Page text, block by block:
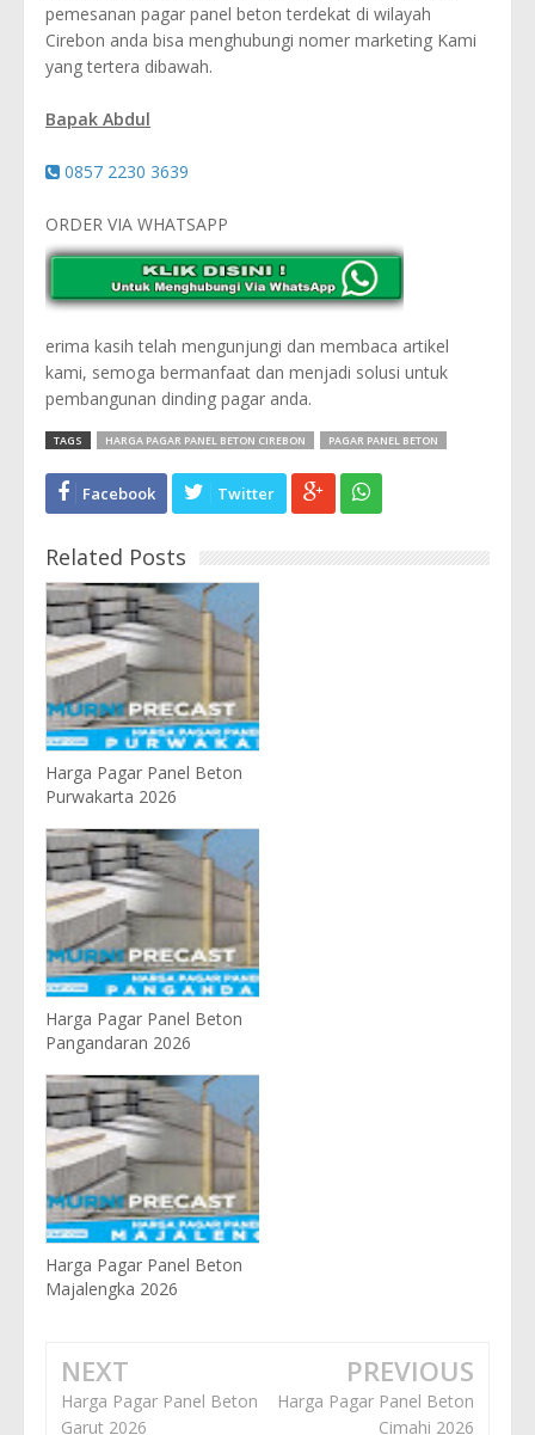
pemesanan pagar panel beton terdekat di wilayah
Cirebon anda bisa menghubungi nomer marketing Kami
yang tertera dibawah.
Bapak Abdul
0857 2230 3639
ORDER VIA WHATSAPP
erima kasih telah mengunjungi dan membaca artikel
kami, semoga bermanfaat dan menjadi solusi untuk
pembangunan dinding pagar anda.
TAGS HARGA PAGAR PANEL BETON CIREBON PAGAR PANEL BETON
Facebook Twitter
Related Posts
Harga Pagar Panel Beton
Purwakarta 2026
Harga Pagar Panel Beton
Pangandaran 2026
Harga Pagar Panel Beton
Majalengka 2026
NEXT
Harga Pagar Panel Beton
Garut 2026
PREVIOUS
Harga Pagar Panel Beton
Cimahi 2026